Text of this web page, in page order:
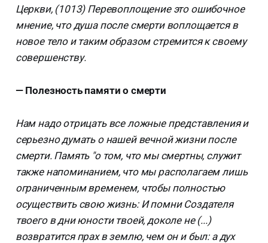
Церкви, (1013) Перевоплощение это ошибочное
мнение, что душа после смерти воплощается в
новое тело и таким образом стремится к своему
совершенству.
— Полезность памяти о смерти
Нам надо отрицать все ложные представления и
серьезно думать о нашей вечной жизни после
смерти. Память "о том, что мы смертны, служит
также напоминанием, что мы располагаем лишь
ограниченным временем, чтобы полностью
осуществить свою жизнь: И помни Создателя
твоего в дни юности твоей, доколе не (...)
возвратится прах в землю, чем он и был: а дух